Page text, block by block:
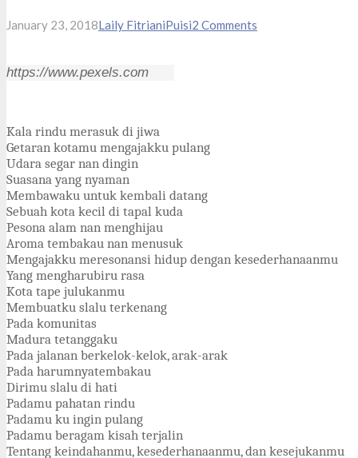
January 23, 2018Laily FitrianiPuisi2 Comments
https://www.pexels.com
Kala rindu merasuk di jiwa
Getaran kotamu mengajakku pulang
Udara segar nan dingin
Suasana yang nyaman
Membawaku untuk kembali datang
Sebuah kota kecil di tapal kuda
Pesona alam nan menghijau
Aroma tembakau nan menusuk
Mengajakku meresonansi hidup dengan kesederhanaanmu
Yang mengharubiru rasa
Kota tape julukanmu
Membuatku slalu terkenang
Pada komunitas
Madura tetanggaku
Pada jalanan berkelok-kelok, arak-arak
Pada harumnyatembakau
Dirimu slalu di hati
Padamu pahatan rindu
Padamu ku ingin pulang
Padamu beragam kisah terjalin
Tentang keindahanmu, kesederhanaanmu, dan kesejukanmu